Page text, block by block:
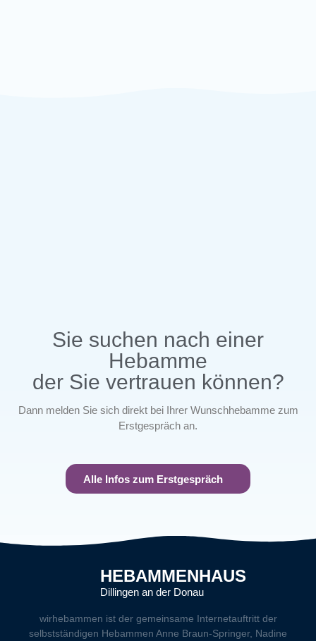
Sie suchen nach einer
Hebamme
der Sie vertrauen können?
Dann melden Sie sich direkt bei Ihrer Wunschhebamme zum
Erstgespräch an.
Alle Infos zum Erstgespräch
HEBAMMENHAUS
Dillingen an der Donau
wirhebammen ist der gemeinsame Internetauftritt der
selbstständigen Hebammen Anne Braun-Springer, Nadine